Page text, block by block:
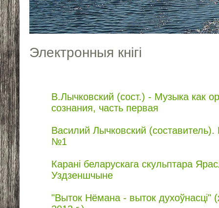
Электронныя кнігі
В.Лычковский (сост.) - Музыка как
сознания, часть первая
Василий Лычковский
№1
Карані беларускага скульптара
Уздзеншчыне
"Выток Нёмана - выток духоўнасці"